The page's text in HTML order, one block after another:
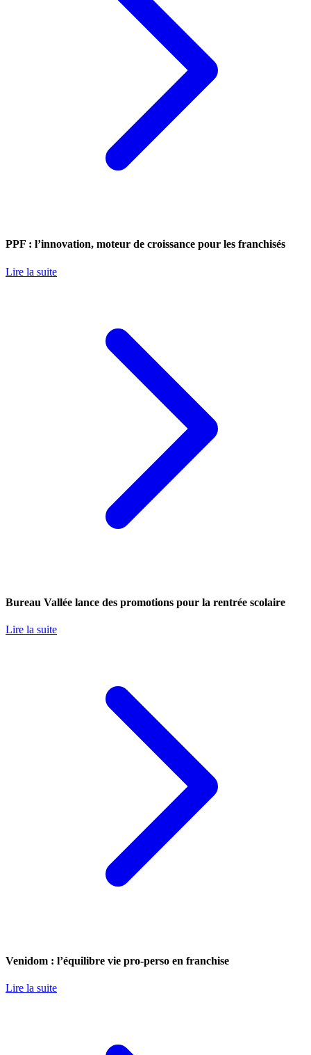
PPF : l’innovation, moteur de croissance pour les franchisés
Lire la suite
Bureau Vallée lance des promotions pour la rentrée scolaire
Lire la suite
Venidom : l’équilibre vie pro-perso en franchise
Lire la suite